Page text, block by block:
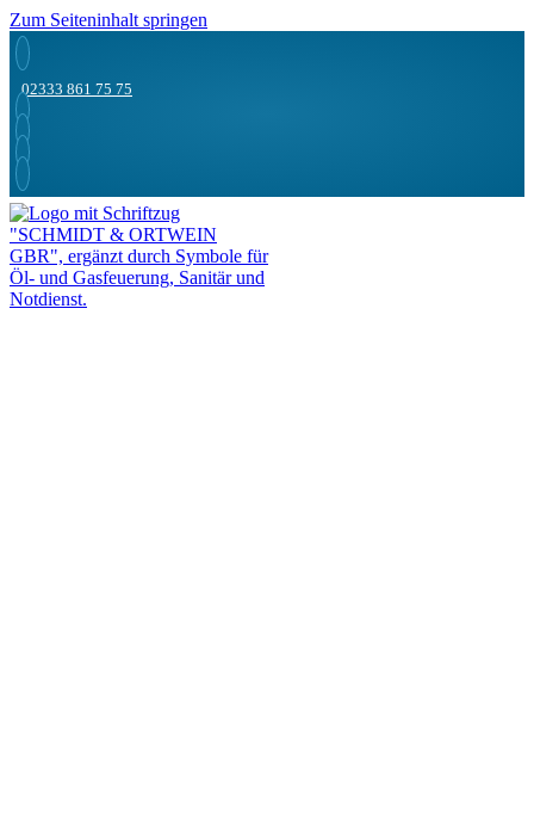
Zum Seiteninhalt springen
02333 861 75 75